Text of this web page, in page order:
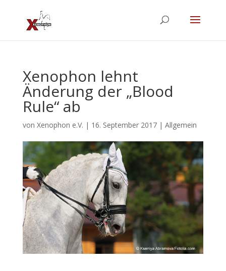
Xenophon lehnt
Änderung der „Blood
Rule“ ab
von Xenophon e.V. | 16. September 2017| Allgemein